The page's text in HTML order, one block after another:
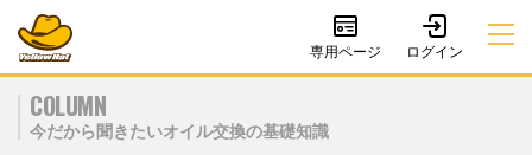
専用ページ
COLUMN
今だから聞きたいオイル交換の基礎知識